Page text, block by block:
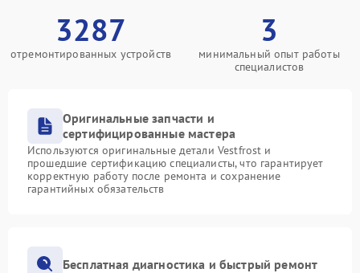
3287
отремонтированных устройств
3
минимальный опыт работы
специалистов
Оригинальные запчасти и
сертифицированные мастера
Используются оригинальные детали Vestfrost и
прошедшие сертификацию специалисты, что гарантирует
корректную работу после ремонта и сохранение
гарантийных обязательств
Бесплатная диагностика и быстрый ремонт